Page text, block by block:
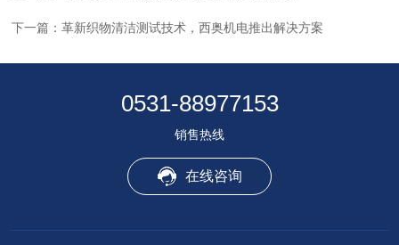
下一篇：革新织物清洁测试技术，西奥机电推出解决方案
0531-88977153
销售热线
在线咨询